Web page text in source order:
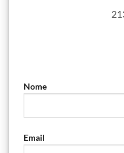
Nome
Email